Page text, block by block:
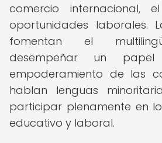
comercio internacional,
oportunidades laborales.
fomentan el
desempeñar un
empoderamiento de las
hablan lenguas
participar plenamente en
educativo y laboral.